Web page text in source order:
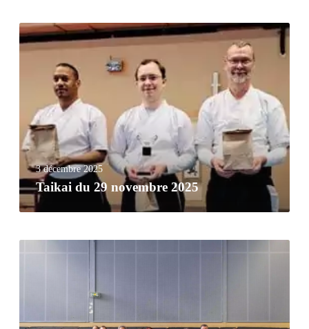
3 décembre 2025
Taikai du 29 novembre 2025